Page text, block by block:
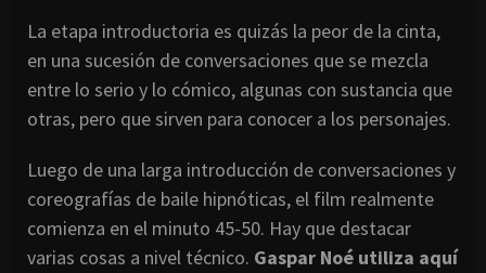
La etapa introductoria es quizás la peor de la cinta,
en una sucesión de conversaciones que se mezcla
entre lo serio y lo cómico, algunas con sustancia que
otras, pero que sirven para conocer a los personajes.
Luego de una larga introducción de conversaciones y
coreografías de baile hipnóticas, el film realmente
comienza en el minuto 45-50. Hay que destacar
varias cosas a nivel técnico. Gaspar Noé utiliza aquí